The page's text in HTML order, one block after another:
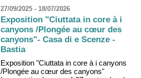
27/09/2025 - 18/07/2026
Exposition "Ciuttata in core à i
canyons /Plongée au cœur des
canyons"- Casa di e Scenze -
Bastia
Exposition "Ciuttata in core à i canyons
/Plongée au cœur des canyons"